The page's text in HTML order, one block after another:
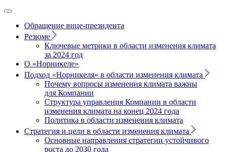
Обращение вице‑президента
Резюме
Ключевые метрики в области изменения климата
за 2024 год
О «Норникеле»
Подход «Норникеля» в области изменения климата
Почему вопросы изменения климата важны
для Компании
Структура управления Компании в области
изменения климата на конец 2024 года
Политика в области изменения климата
Стратегия и цели в области изменения климата
Основные направления стратегии устойчивого
роста до 2030 года